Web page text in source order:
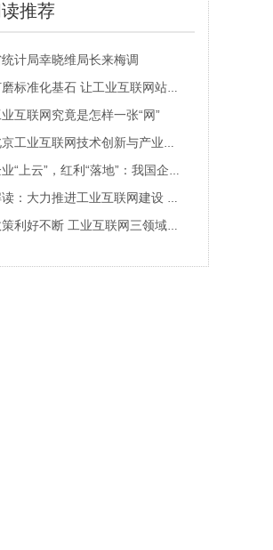
推荐
计局幸晓维局长来梅调
标准化基石 让工业互联网站得高走得稳
互联网究竟是怎样一张“网”
工业互联网技术创新与产业发展联盟成立
上云”，红利“落地”：我国企业运用工业互联网开创制造业新模式
：大力推进工业互联网建设 赋能制造业转型升级
利好不断 工业互联网三领域机会显著